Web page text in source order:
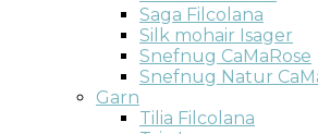
Saga Filcolana
Silk mohair Isager
Snefnug CaMaRose
Snefnug Natur
Garn
Tilia Filcolana